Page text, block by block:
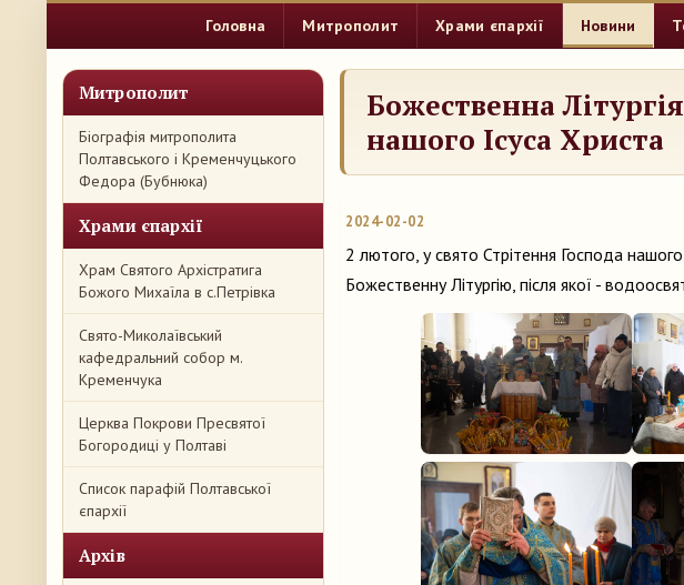
Головна Митрополит Храми єпархії Новини
Митрополит
Біографія митрополита
Полтавського і Кременчуцького
Федора (Бубнюка)
Храми єпархії
Храм Святого Архістратига
Божого Михаїла в с.Петрівка
Свято-Миколаївський
кафедральний собор м.
Кременчука
Церква Покрови Пресвятої
Богородиці у Полтаві
Список парафій Полтавської
єпархії
Архів
Божественна
нашого Ісуса Христа
2024-02-02
2 лютого, у свято Стрітення Господа
Божественну Літургію, після якої -